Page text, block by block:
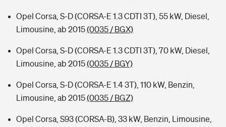
Opel Corsa, S-D (CORSA-E 1.3 CDTI 3T), 55 kW, Diesel,
Limousine, ab 2015(0035 / BGX)
Opel Corsa, S-D (CORSA-E 1.3 CDTI 3T), 70 kW, Diesel,
Limousine, ab 2015(0035 / BGY)
Opel Corsa, S-D (CORSA-E 1.4 3T), 110 kW, Benzin,
Limousine, ab 2015(0035 / BGZ)
Opel Corsa, S93 (CORSA-B), 33 kW, Benzin, Limousine,